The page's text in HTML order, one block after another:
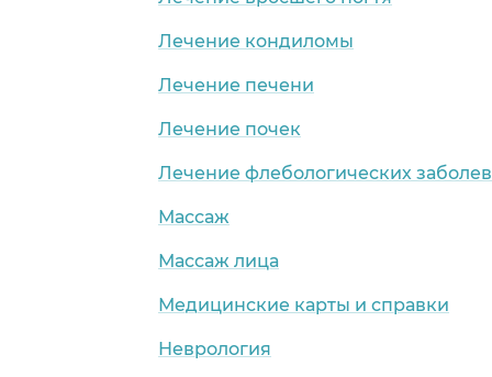
Лечение кондиломы
Лечение печени
Лечение почек
Лечение флебологических
Массаж
Массаж лица
Медицинские карты и справки
Неврология